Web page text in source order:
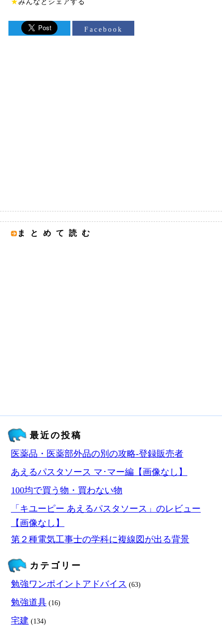
Facebook
まとめて読む
最近の投稿
医薬品・医薬部外品の別の攻略‐登録販売者
あえるパスタソース マ･マー編【画像なし】
100均で買う物・買わない物
「キユーピー あえるパスタソース」のレビュー
【画像なし】
第２種電気工事士の学科に複線図が出る背景
カテゴリー
勉強ワンポイントアドバイス (63)
勉強道具 (16)
宅建 (134)